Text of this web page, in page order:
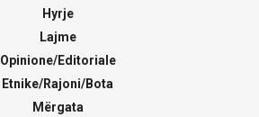
Hyrje
Lajme
Opinione/Editoriale
Etnike/Rajoni/Bota
Mërgata